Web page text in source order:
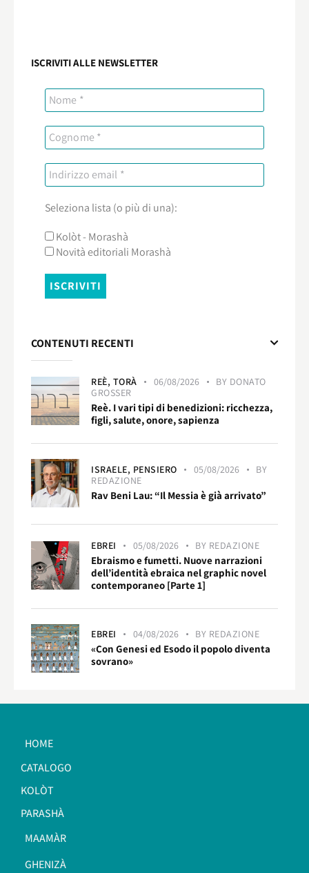
ISCRIVITI ALLE NEWSLETTER
Seleziona lista (o più di una):
Kolòt - Morashà
Novità editoriali Morashà
CONTENUTI RECENTI
REÈ, TORÀ 06/08/2026 BY DONATO
GROSSER
Reè. I vari tipi di benedizioni: ricchezza,
figli, salute, onore, sapienza
ISRAELE, PENSIERO 05/08/2026
BY
REDAZIONE
Rav Beni Lau: “Il Messia è già arrivato”
EBREI 05/08/2026 BY REDAZIONE
Ebraismo e fumetti. Nuove narrazioni
dell’identità ebraica nel graphic novel
contemporaneo [Parte 1]
EBREI 04/08/2026 BY REDAZIONE
«Con Genesi ed Esodo il popolo diventa
sovrano»
HOME
CATALOGO
KOLÒT
PARASHÀ
MAAMÀR
GHENIZÀ